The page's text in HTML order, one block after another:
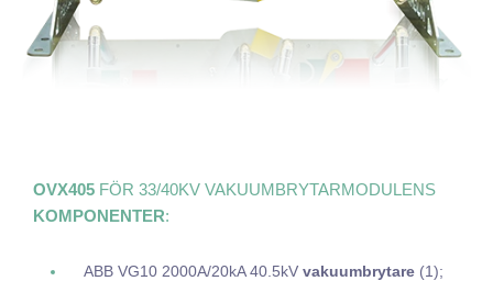
OVX405 FÖR 33/40KV VAKUUMBRYTARMODULENS
KOMPONENTER:
ABB VG10 2000A/20kA 40.5kV vakuumbrytare (1);